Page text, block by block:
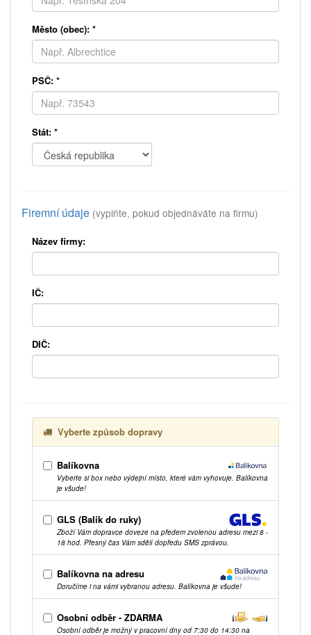
Město (obec): *
PSČ: *
Stát: *
Firemní údaje (vyplňte, pokud objednáváte na firmu)
Název firmy:
IČ:
DIČ:
Vyberte způsob dopravy
Balíkovna
Vyberte si box nebo výdejní místo, které vám vyhovuje. Balíkovna
je všude!
GLS (Balík do ruky)
Zboží Vám dopravce doveze na předem zvolenou adresu mezi 8 -
18 hod. Přesný čas Vám sdělí dopředu SMS zprávou.
Balíkovna na adresu
Doručíme i na vámi vybranou adresu. Balíkovna je všude!
Osobní odběr - ZDARMA
Osobní odběr je možný v pracovní dny od 7:30 do 14:30 na